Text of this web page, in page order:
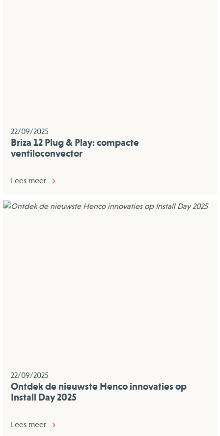
22/09/2025
Briza 12 Plug & Play: compacte
ventiloconvector
Lees meer
22/09/2025
Ontdek de nieuwste Henco innovaties op
Install Day 2025
Lees meer